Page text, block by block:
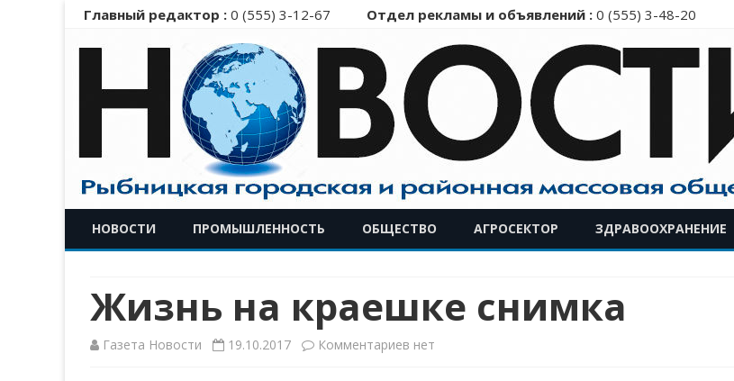
Главный редактор : 0 (555) 3-12-67 Отдел рекламы и объявлений : 0 (555) 3-48-20
к
содержимому
НОВОСТИ ПРОМЫШЛЕННОСТЬ ОБЩЕСТВО АГРОСЕКТОР ЗДРАВООХРАНЕНИЕ
Жизнь на краешке снимка
Газета Новости 19.10.2017 Комментариев кнет